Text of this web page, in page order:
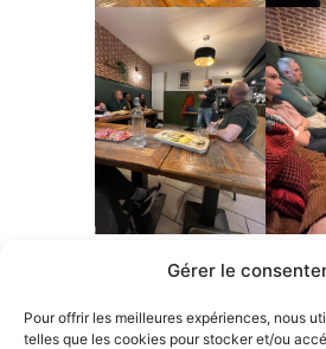
Gérer le
Pour offrir les meilleures expériences, nous
telles que les cookies pour stocker et/ou